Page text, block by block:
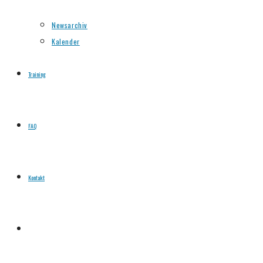
Newsarchiv
Kalender
Training
FAQ
Kontakt